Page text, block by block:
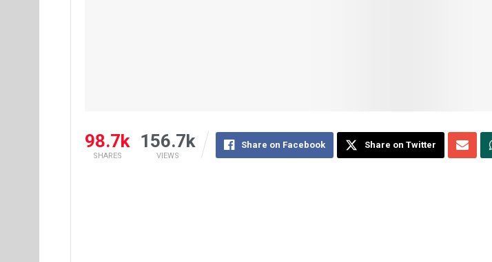
98.7k
SHARES
156.7k
VIEWS
Share on Facebook Share on Twitter